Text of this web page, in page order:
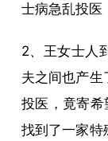
士病急乱投医
2、王女士人
夫之间也产
投医，竟寄希
找到了一家特